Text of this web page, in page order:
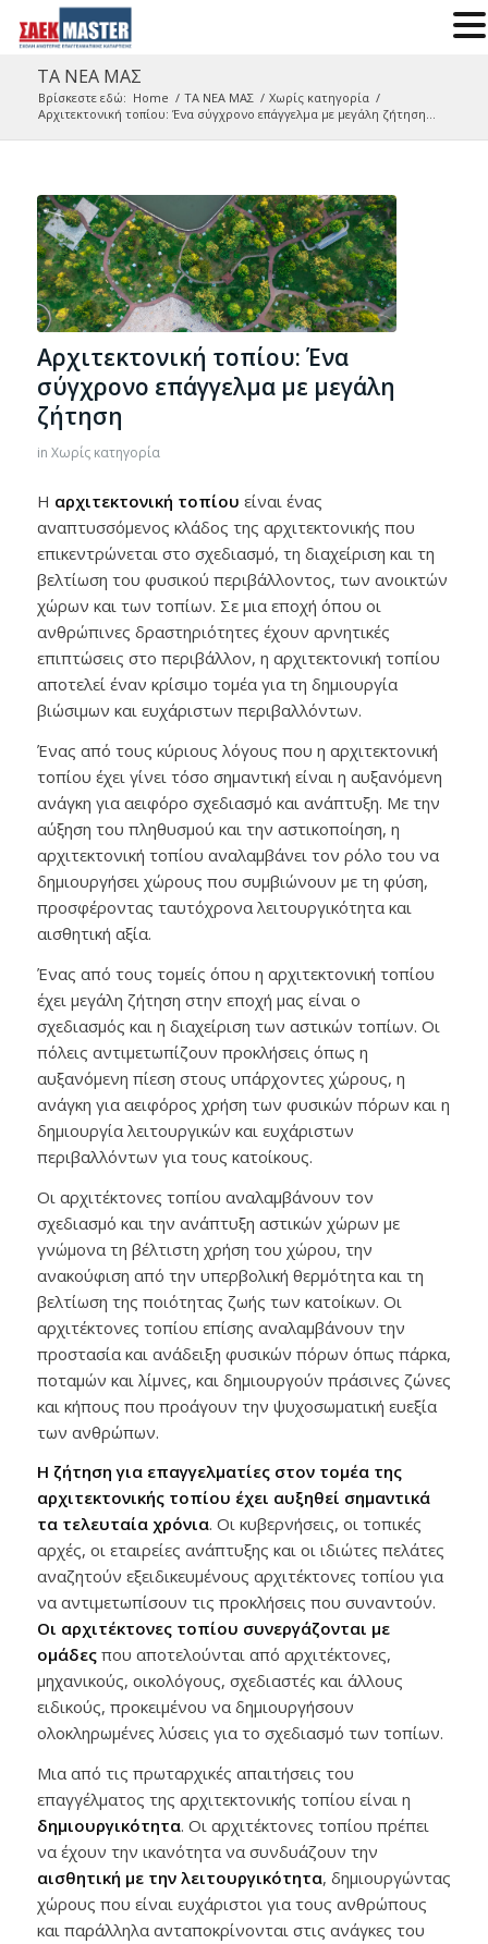
ΤΑ ΝΕΑ ΜΑΣ
Βρίσκεστε εδώ: Home / ΤΑ ΝΕΑ ΜΑΣ / Χωρίς κατηγορία /
Αρχιτεκτονική τοπίου: Ένα σύγχρονο επάγγελμα με μεγάλη ζήτηση...
Αρχιτεκτονική τοπίου: Ένα
σύγχρονο επάγγελμα με μεγάλη
ζήτηση
in Χωρίς κατηγορία
Η αρχιτεκτονική τοπίου είναι ένας
αναπτυσσόμενος κλάδος της αρχιτεκτονικής που
επικεντρώνεται στο σχεδιασμό, τη διαχείριση και τη
βελτίωση του φυσικού περιβάλλοντος, των ανοικτών
χώρων και των τοπίων. Σε μια εποχή όπου οι
ανθρώπινες δραστηριότητες έχουν αρνητικές
επιπτώσεις στο περιβάλλον, η αρχιτεκτονική τοπίου
αποτελεί έναν κρίσιμο τομέα για τη δημιουργία
βιώσιμων και ευχάριστων περιβαλλόντων.
Ένας από τους κύριους λόγους που η αρχιτεκτονική
τοπίου έχει γίνει τόσο σημαντική είναι η αυξανόμενη
ανάγκη για αειφόρο σχεδιασμό και ανάπτυξη. Με την
αύξηση του πληθυσμού και την αστικοποίηση, η
αρχιτεκτονική τοπίου αναλαμβάνει τον ρόλο του να
δημιουργήσει χώρους που συμβιώνουν με τη φύση,
προσφέροντας ταυτόχρονα λειτουργικότητα και
αισθητική αξία.
Ένας από τους τομείς όπου η αρχιτεκτονική τοπίου
έχει μεγάλη ζήτηση στην εποχή μας είναι ο
σχεδιασμός και η διαχείριση των αστικών τοπίων. Οι
πόλεις αντιμετωπίζουν προκλήσεις όπως η
αυξανόμενη πίεση στους υπάρχοντες χώρους, η
ανάγκη για αειφόρος χρήση των φυσικών πόρων και η
δημιουργία λειτουργικών και ευχάριστων
περιβαλλόντων για τους κατοίκους.
Οι αρχιτέκτονες τοπίου αναλαμβάνουν τον
σχεδιασμό και την ανάπτυξη αστικών χώρων με
γνώμονα τη βέλτιστη χρήση του χώρου, την
ανακούφιση από την υπερβολική θερμότητα και τη
βελτίωση της ποιότητας ζωής των κατοίκων. Οι
αρχιτέκτονες τοπίου επίσης αναλαμβάνουν την
προστασία και ανάδειξη φυσικών πόρων όπως πάρκα,
ποταμών και λίμνες, και δημιουργούν πράσινες ζώνες
και κήπους που προάγουν την ψυχοσωματική ευεξία
των ανθρώπων.
Η ζήτηση για επαγγελματίες στον τομέα της
αρχιτεκτονικής τοπίου έχει αυξηθεί σημαντικά
τα τελευταία χρόνια. Οι κυβερνήσεις, οι τοπικές
αρχές, οι εταιρείες ανάπτυξης και οι ιδιώτες πελάτες
αναζητούν εξειδικευμένους αρχιτέκτονες τοπίου για
να αντιμετωπίσουν τις προκλήσεις που συναντούν.
Οι αρχιτέκτονες τοπίου συνεργάζονται με
ομάδεςπου αποτελούνται από αρχιτέκτονες,
μηχανικούς, οικολόγους, σχεδιαστές και άλλους
ειδικούς, προκειμένου να δημιουργήσουν
ολοκληρωμένες λύσεις για το σχεδιασμό των τοπίων.
Μια από τις πρωταρχικές απαιτήσεις του
επαγγέλματος της αρχιτεκτονικής τοπίου είναι η
δημιουργικότητα. Οι αρχιτέκτονες τοπίου πρέπει
να έχουν την ικανότητα να συνδυάζουν την
αισθητική με την λειτουργικότητα, δημιουργώντας
χώρους που είναι ευχάριστοι για τους ανθρώπους
και παράλληλα ανταποκρίνονται στις ανάγκες του